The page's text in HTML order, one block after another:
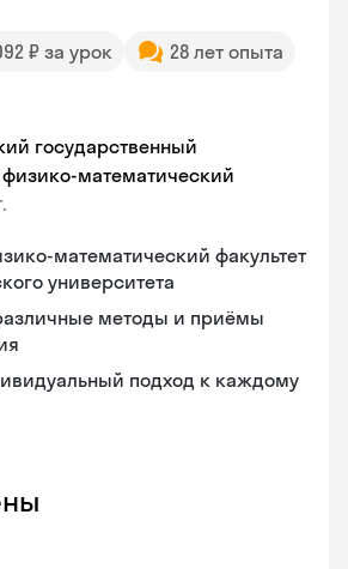
₽ за урок
28 лет опыта
государственный
физико-математический
математический факультет
университета
методы и приёмы
подход к каждому